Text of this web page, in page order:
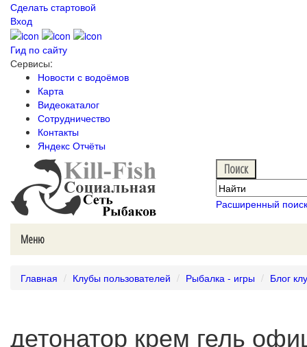
Сделать стартовой
Вход
Гид по сайту
Сервисы:
Новости с водоёмов
Карта
Видеокаталог
Сотрудничество
Контакты
Яндекс Отчёты
Расширенный поиск
Меню
Главная Клубы пользователей Рыбалка - игры Блог
детонатор крем гель